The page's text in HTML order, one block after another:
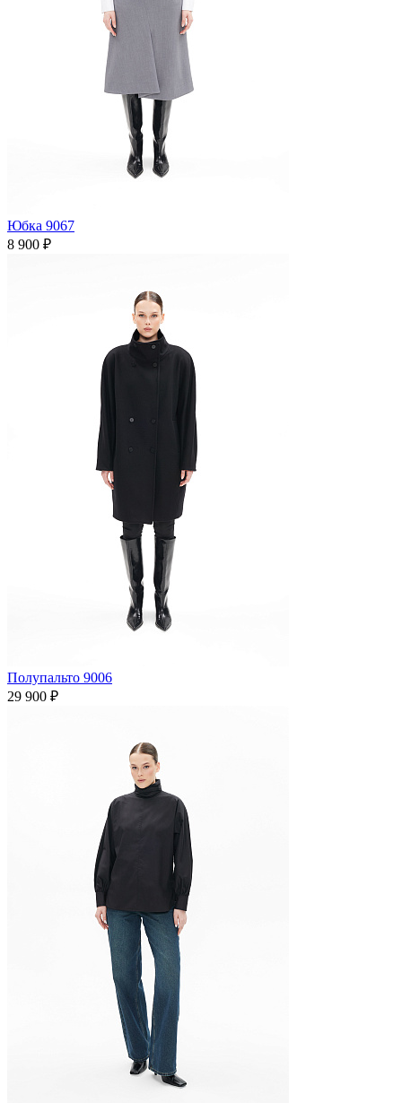
Юбка 9067
8 900 ₽
Полупальто 9006
29 900 ₽